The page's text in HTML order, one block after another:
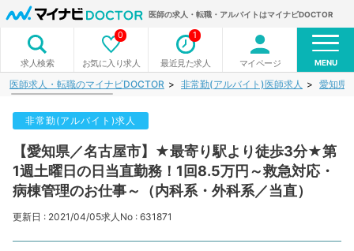
医師の求人・転職・アルバイトはマイナビDOCTOR
求人検索 お気に入り求人
0
最近見た求人
1
マイページ MENU
医師求人・転職のマイナビDOCTOR 非常勤(アルバイト)医師求人 愛知県
非常勤(アルバイト)求人
【愛知県／名古屋市】★最寄り駅より徒歩3分★第
1週土曜日の日当直勤務！1回8.5万円～救急対応・
病棟管理のお仕事～（内科系・外科系／当直）
更新日 : 2021/04/05求人No : 631871